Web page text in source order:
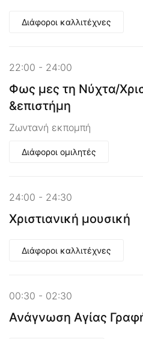
Διάφοροι καλλιτέχνες
22:00 - 24:00
Φως μες τη Νύχτα/
&επιστήμη
Ζωντανή εκπομπή
Διάφοροι ομιλητές
24:00 - 24:30
Χριστιανική μουσική
Διάφοροι καλλιτέχνες
00:30 - 02:30
Ανάγνωση Αγίας